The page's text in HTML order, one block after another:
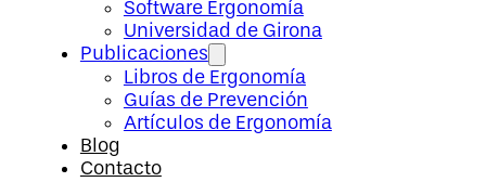
Software Ergonomía
Universidad de Girona
Publicaciones
Libros de Ergonomía
Guías de Prevención
Artículos de Ergonomía
Blog
Contacto